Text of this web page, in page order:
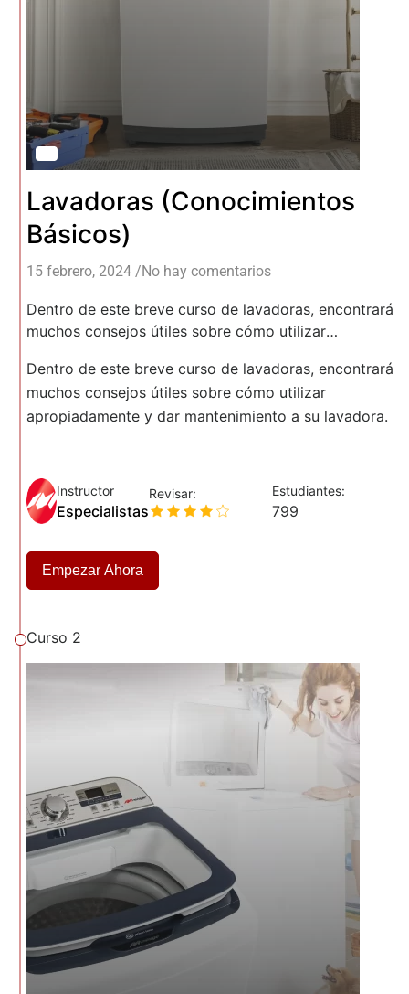
Lavadoras (Conocimientos
Básicos)
15 febrero, 2024/ No hay comentarios
Dentro de este breve curso de lavadoras, encontrará
muchos consejos útiles sobre cómo utilizar
Dentro de este breve curso de lavadoras, encontrará
muchos consejos útiles sobre cómo utilizar
apropiadamente y dar mantenimiento a su lavadora.
Instructor
Especialistas
Revisar: Estudiantes:
799
Empezar Ahora
Curso 2